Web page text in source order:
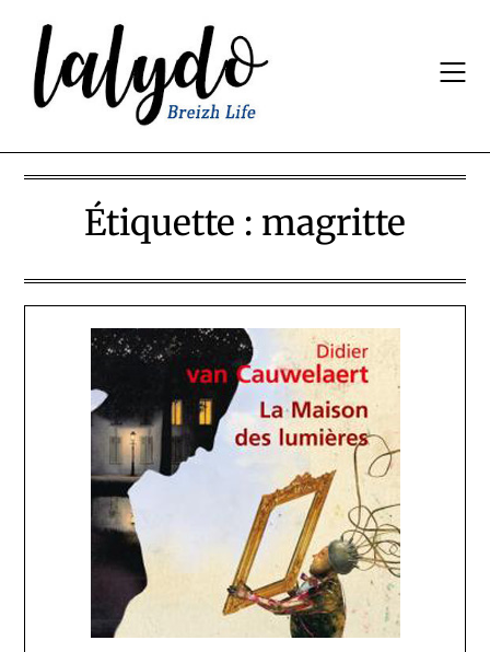
content
Étiquette : magritte